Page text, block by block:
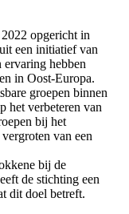
opgericht in
een initiatief van
hebben
in Oost-Europa.
groepen binnen
het verbeteren van
bij het
van een
bij de
de stichting een
dit doel betreft.